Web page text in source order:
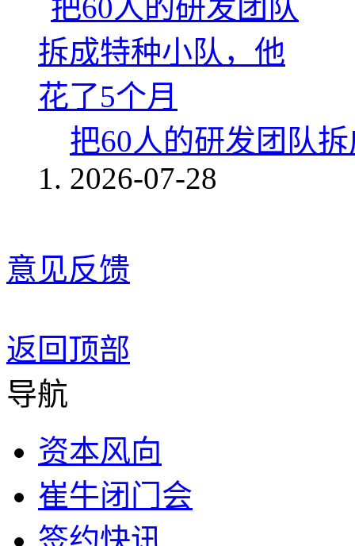
把60人的研发团队
2026-07-28
意见反馈
返回顶部
导航
资本风向
崔牛闭门会